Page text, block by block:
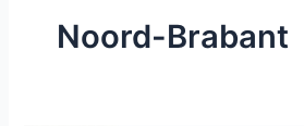
Noord-Brabant